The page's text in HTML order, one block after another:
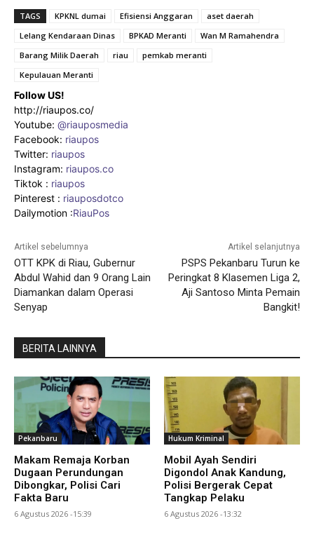
TAGS KPKNL dumai Efisiensi Anggaran
aset daerah
Lelang Kendaraan Dinas
BPKAD Meranti
Wan M Ramahendra
Barang Milik Daerah
riau
pemkab meranti
Kepulauan Meranti
Follow US!
http://riaupos.co/
Youtube: @riauposmedia
Facebook: riaupos
Twitter: riaupos
Instagram: riaupos.co
Tiktok : riaupos
Pinterest : riauposdotco
Dailymotion :RiauPos
Artikel sebelumnya
OTT KPK di Riau, Gubernur
Abdul Wahid dan 9 Orang Lain
Diamankan dalam Operasi
Senyap
Artikel selanjutnya
PSPS Pekanbaru Turun ke
Peringkat 8 Klasemen Liga 2,
Aji Santoso Minta Pemain
Bangkit!
BERITA LAINNYA
Pekanbaru
Makam Remaja Korban
Dugaan Perundungan
Dibongkar, Polisi Cari
Fakta Baru
6 Agustus 2026 -15:39
Hukum Kriminal
Mobil Ayah Sendiri
Digondol Anak Kandung,
Polisi Bergerak Cepat
Tangkap Pelaku
6 Agustus 2026 -13:32